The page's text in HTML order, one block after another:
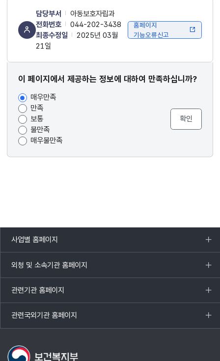
담당부서
아동보호자립과
전화번호
044-202-3438
최종수정일
2025년 03월
21일
홈페이지
기능오류신고
콘텐츠
조사
이 페이지에서 제공하는 정보에 대하여 만족하십니까?
매우만족
만족
보통
불만족
매우불만족
사업별 홈페이지
목록
열기
외청 및 소속기관 홈페이지
목록
열기
관련기관 홈페이지
목록
열기
관련국외기관 홈페이지
목록
열기